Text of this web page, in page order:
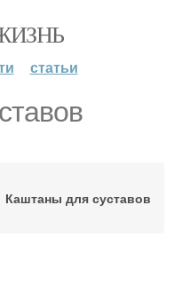
статьи
Каштаны для суставов